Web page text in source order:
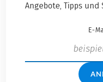
Angebote, Tipps
E-